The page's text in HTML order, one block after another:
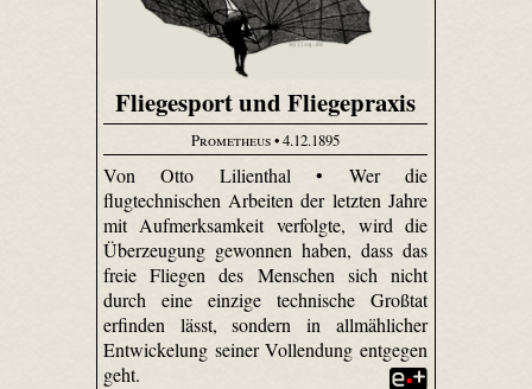
Fliegesport und Fliegepraxis
Prometheus• 4.12.1895
Von Otto Lilienthal • Wer die
flugtechnischen Arbeiten der letzten Jahre
mit Aufmerksamkeit verfolgte, wird die
Überzeugung gewonnen haben, dass das
freie Fliegen des Menschen sich nicht
durch eine einzige technische Großtat
erfinden lässt, sondern in allmählicher
Entwickelung seiner Vollendung entgegen
geht.